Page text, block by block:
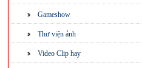
Gameshow
Thư viện ảnh
Video Clip hay